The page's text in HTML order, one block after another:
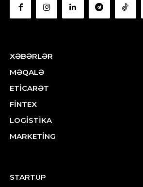
XƏBƏRLƏR
MƏQALƏ
ETİCARƏT
FİNTEX
LOGİSTİKA
MARKETİNG
STARTUP